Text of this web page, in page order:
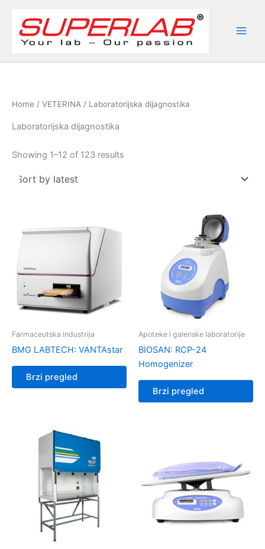
content
Home / VETERINA / Laboratorijska dijagnostika
Laboratorijska dijagnostika
Showing 1–12 of 123 results
Farmaceutska industrija
BMG LABTECH: VANTAstar
Brzi pregled
Apoteke i galenske laboratorije
BIOSAN: RCP-24
Homogenizer
Brzi pregled